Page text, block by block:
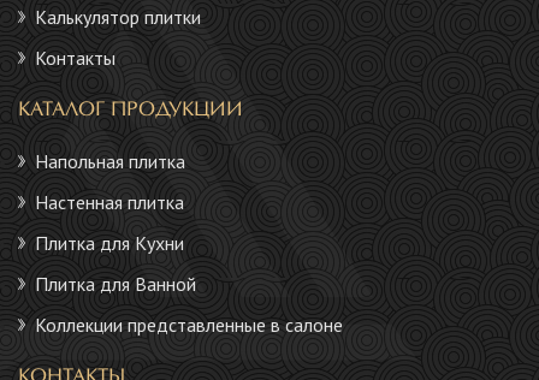
Калькулятор плитки
Контакты
КАТАЛОГ ПРОДУКЦИИ
Напольная плитка
Настенная плитка
Плитка для Кухни
Плитка для Ванной
Коллекции представленные в салоне